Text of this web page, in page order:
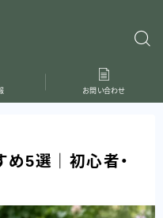
お問い合わせ
5選｜初心者・